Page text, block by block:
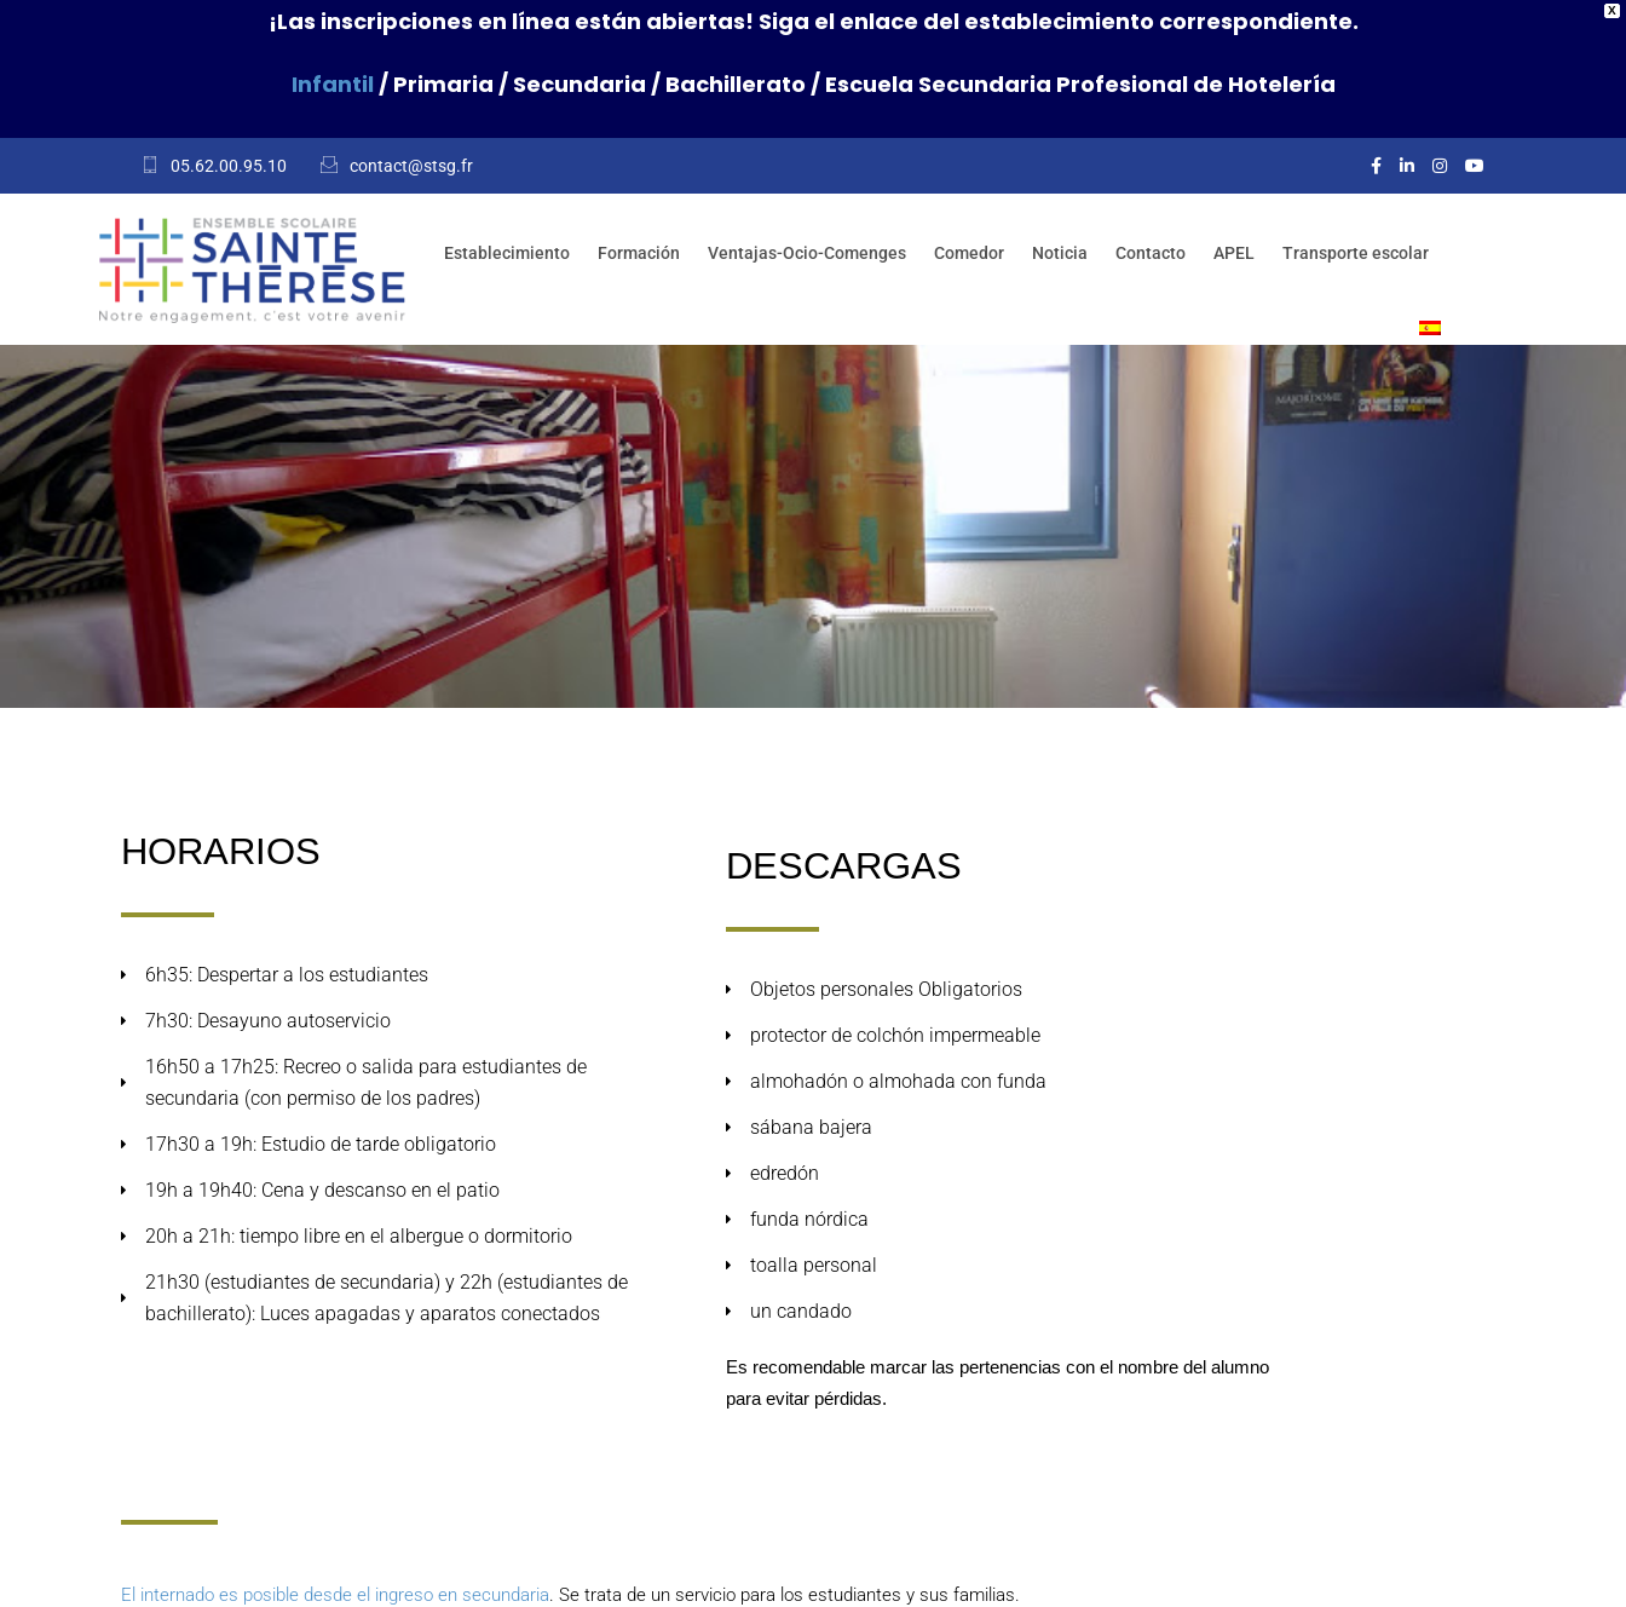
X
¡Las inscripciones en línea están abiertas! Siga el enlace del establecimiento correspondiente.
Infantil / Primaria / Secundaria / Bachillerato / Escuela Secundaria Profesional de Hotelería
05.62.00.95.10 contact@stsg.fr
Establecimiento Formación Ventajas-Ocio-Comenges Comedor Noticia Contacto APEL Transporte escolar
HORARIOS
6h35: Despertar a los estudiantes
7h30: Desayuno autoservicio
16h50 a 17h25: Recreo o salida para estudiantes de
secundaria (con permiso de los padres)
17h30 a 19h: Estudio de tarde obligatorio
19h a 19h40: Cena y descanso en el patio
20h a 21h: tiempo libre en el albergue o dormitorio
21h30 (estudiantes de secundaria) y 22h (estudiantes de
bachillerato): Luces apagadas y aparatos conectados
DESCARGAS
Objetos personales Obligatorios
protector de colchón impermeable
almohadón o almohada con funda
sábana bajera
edredón
funda nórdica
toalla personal
un candado
Es recomendable marcar las pertenencias con el nombre del alumno
para evitar pérdidas.
El internado es posible desde el ingreso en secundaria. Se trata de un servicio para los estudiantes y sus familias.